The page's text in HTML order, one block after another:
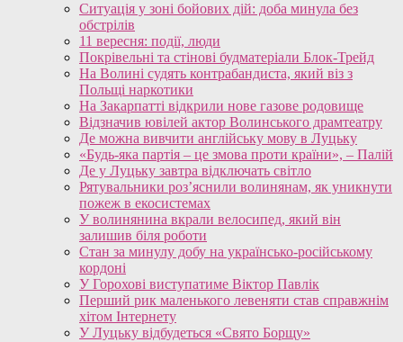
Ситуація у зоні бойових дій: доба минула без
обстрілів
11 вересня: події, люди
Покрівельні та стінові будматеріали Блок-Трейд
На Волині судять контрабандиста, який віз з
Польщі наркотики
На Закарпатті відкрили нове газове родовище
Відзначив ювілей актор Волинського драмтеатру
Де можна вивчити англійську мову в Луцьку
«Будь-яка партія – це змова проти країни», – Палій
Де у Луцьку завтра відключать світло
Рятувальники роз’яснили волинянам, як уникнути
пожеж в екосистемах
У волинянина вкрали велосипед, який він
залишив біля роботи
Стан за минулу добу на українсько-російському
кордоні
У Горохові виступатиме Віктор Павлік
Перший рик маленького левеняти став справжнім
хітом Інтернету
У Луцьку відбудеться «Свято Борщу»